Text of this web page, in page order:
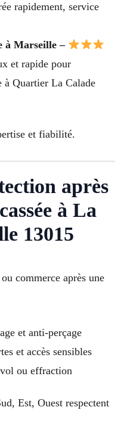
rapidement, service
à Marseille –
et rapide pour
à Quartier La Calade
et fiabilité.
après
à La
13015
commerce après une
et anti-perçage
et accès sensibles
ou effraction
Est, Ouest respectent